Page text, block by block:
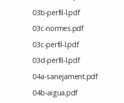
03b-perfil-l.pdf
03c-normes.pdf
03c-perfil-l.pdf
03d-perfil-l.pdf
04a-sanejament.pdf
04b-aigua.pdf